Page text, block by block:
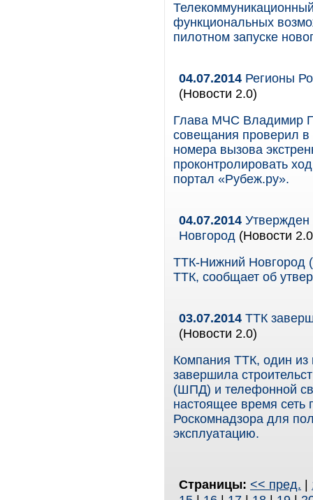
функциональных
пилотном запуске
04.07.2014 Регионы
(Новости 2.0)
Глава МЧС Владимир
совещания проверил в
номера вызова
проконтролировать
портал «Рубеж.ру».
04.07.2014 Утвержден
Новгород (Новости
ТТК-Нижний Новгород
ТТК, сообщает об
03.07.2014 ТТК
(Новости 2.0)
Компания ТТК, один из
завершила
(ШПД) и телефонной
настоящее время сеть
Роскомнадзора для
эксплуатацию.
Страницы: << пред. |